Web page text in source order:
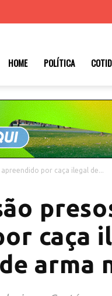
HOME POLÍTICA
por caça ilegal de...
caça
arma